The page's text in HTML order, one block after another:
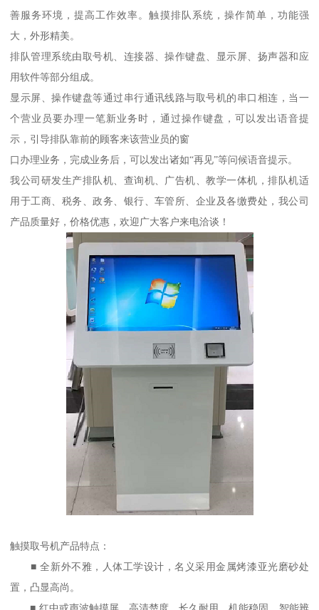
善服务环境，提高工作效率。触摸排队系统，操作简单，功能强
大，外形精美。
排队管理系统由取号机、连接器、操作键盘、显示屏、扬声器和应
用软件等部分组成。
显示屏、操作键盘等通过串行通讯线路与取号机的串口相连，当一
个营业员要办理一笔新业务时，通过操作键盘，可以发出语音提
示，引导排队靠前的顾客来该营业员的窗
口办理业务，完成业务后，可以发出诸如“再见”等问候语音提示。
我公司研发生产排队机、查询机、广告机、教学一体机，排队机适
用于工商、税务、政务、银行、车管所、企业及各缴费处，我公司
产品质量好，价格优惠，欢迎广大客户来电洽谈！
触摸取号机产品特点：
■ 全新外不雅，人体工学设计，名义采用金属烤漆亚光磨砂处
置，凸显高尚。